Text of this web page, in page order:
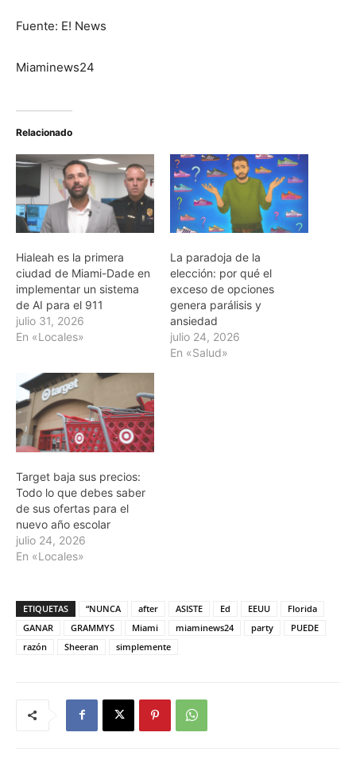
Fuente: E! News
Miaminews24
Relacionado
Hialeah es la primera
ciudad de Miami-Dade en
implementar un sistema
de AI para el 911
julio 31, 2026
En «Locales»
La paradoja de la
elección: por qué el
exceso de opciones
genera parálisis y
ansiedad
julio 24, 2026
En «Salud»
Target baja sus precios:
Todo lo que debes saber
de sus ofertas para el
nuevo año escolar
julio 24, 2026
En «Locales»
ETIQUETAS “NUNCA after ASISTE Ed EEUU
Florida
GANAR
GRAMMYS Miami miaminews24 party
PUEDE
razón
Sheeran simplemente